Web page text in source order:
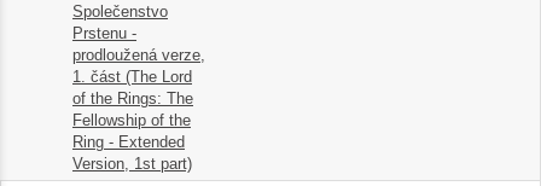
Společenstvo
Prstenu -
prodloužená verze,
1. část (The Lord
of the Rings: The
Fellowship of the
Ring - Extended
Version, 1st part)